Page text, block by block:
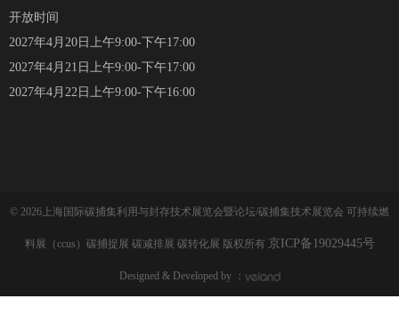
开放时间
2027年4月20日上午9:00-下午17:00
2027年4月21日上午9:00-下午17:00
2027年4月22日上午9:00-下午16:00
© 2026上海国际碳捕集利用与封存技术展览会暨论坛/碳捕集技术展览会 可持续燃
料展（ccus）碳捕捉展 碳减排展 碳转化展 版权所有 京ICP备19029445号
Designed & Developed by ：